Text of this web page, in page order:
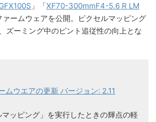
」「XF70-300mmF4-5.6 R LM
ァームウェアを公開。ピクセルマッピング
ズーミング中のピント追従性の向上とな
ムウエアの更新 バージョン: 2.11
マッピング」を実行したときの輝点の軽